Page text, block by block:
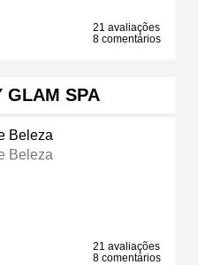
21 avaliações
8 comentários
GLAM SPA
Beleza
Beleza
21 avaliações
8 comentários